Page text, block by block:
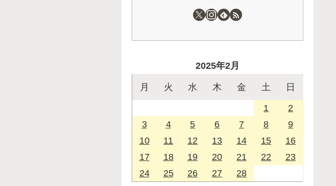
2025年2月
月 火 水 木 金 土 日
1
2
3
4 5 6 7 8
9
10
11 12 13 14 15
16
17
18 19 20 21 22
23
24
25 26 27 28